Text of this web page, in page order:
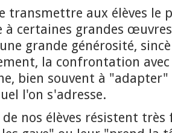
transmettre aux élèves le
à certaines grandes
grande générosité,
la confrontation
bien souvent à
l'on s'adresse.
de nos élèves résistent